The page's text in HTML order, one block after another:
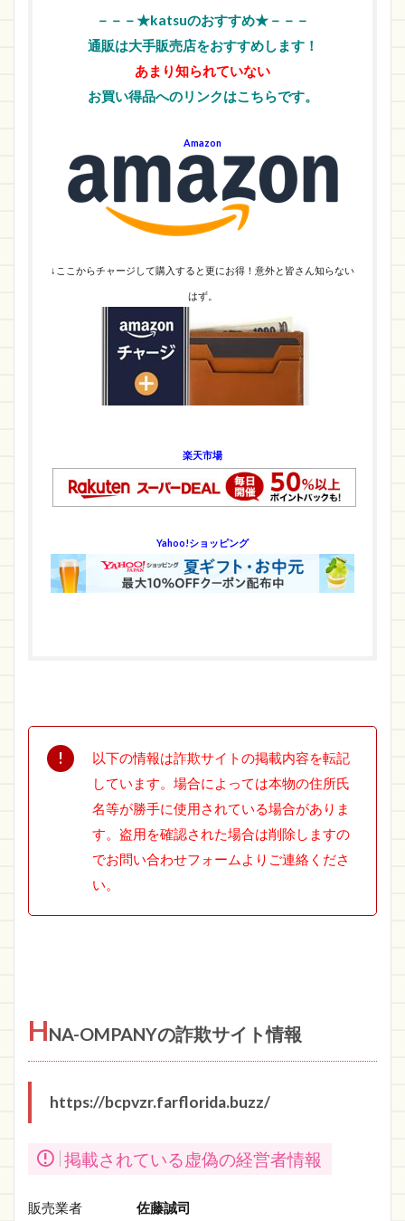
－－－★katsuのおすすめ★－－－
通販は大手販売店をおすすめします！
あまり知られていない
お買い得品へのリンクはこちらです。
Amazon
↓ここからチャージして購入すると更にお得！意外と皆さん知らない
はず。
楽天市場
Yahoo!ショッピング
以下の情報は詐欺サイトの掲載内容を転記
しています。場合によっては本物の住所氏
名等が勝手に使用されている場合がありま
す。盗用を確認された場合は削除しますの
でお問い合わせフォームよりご連絡くださ
い。
HNA-OMPANYの詐欺サイト情報
https://bcpvzr.farflorida.buzz/
掲載されている虚偽の経営者情報
販売業者 佐藤誠司